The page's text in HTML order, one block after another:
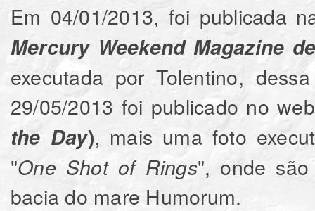
Em 04/01/2013, foi publicada
Mercury Weekend Magazine
executada por Tolentino,
29/05/2013 foi publicado no
the Day), mais uma foto
"One Shot of Rings", onde
bacia do mare Humorum.